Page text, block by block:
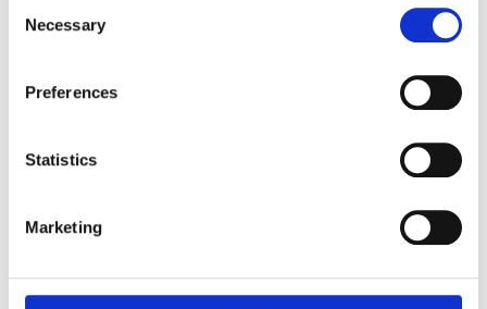
Selection
Necessary
Preferences
Statistics
Marketing
00141407
600 :-